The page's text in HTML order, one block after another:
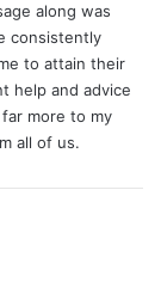
along was
consistently
to attain their
help and advice
more to my
all of us.